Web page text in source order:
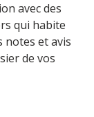
avec des
qui habite
notes et avis
de vos